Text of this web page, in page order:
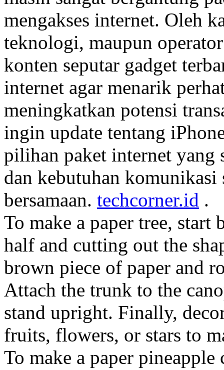
mengakses internet. Oleh
teknologi, maupun
konten seputar gadget
internet agar menarik
meningkatkan potensi
ingin update tentang
pilihan paket internet yang
dan kebutuhan komunikasi
bersamaan. techcorner.id .
To make a paper tree,
half and cutting out the
brown piece of paper and
Attach the trunk to the
stand upright. Finally,
fruits, flowers, or stars to
To make a paper